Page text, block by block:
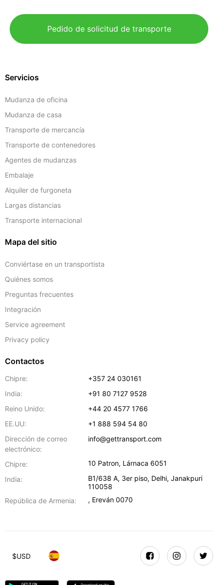
Pedido de solicitud de transporte
Servicios
Mudanza de oficina
Mudanza de casa
Transporte de mercancía
Transporte de contenedores
Agentes de mudanzas
Embalaje
Alquiler de furgoneta
Largas distancias
Transporte internacional
Mapa del sitio
Conviértase en un transportista
Quiénes somos
Preguntas frecuentes
Integración
Service agreement
Privacy policy
Contactos
Chipre:
+357 24 030161
India:
+91 80 7127 9528
Reino Unido:
+44 20 4577 1766
EE.UU:
+1 888 594 54 80
Dirección de correo
electrónico:
info@gettransport.com
Chipre: 10 Patron, Lárnaca 6051
India:
B1/638 A, 3er piso, Delhi,Janakpuri
110058
República de Armenia:
, Ereván 0070
$USD